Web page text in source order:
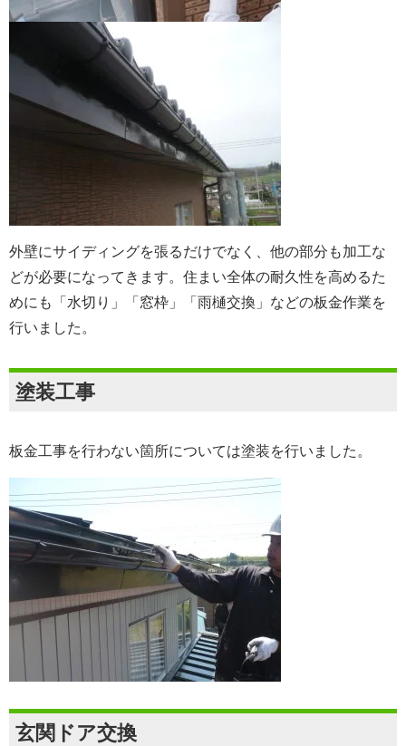
外壁にサイディングを張るだけでなく、他の部分も加工な
どが必要になってきます。住まい全体の耐久性を高めるた
めにも「水切り」「窓枠」「雨樋交換」などの板金作業を
行いました。
塗装工事
板金工事を行わない箇所については塗装を行いました。
玄関ドア交換